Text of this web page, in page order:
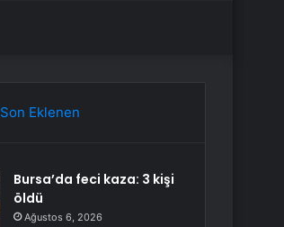
Son Eklenen
Bursa’da feci kaza: 3 kişi
öldü
Ağustos 6, 2026